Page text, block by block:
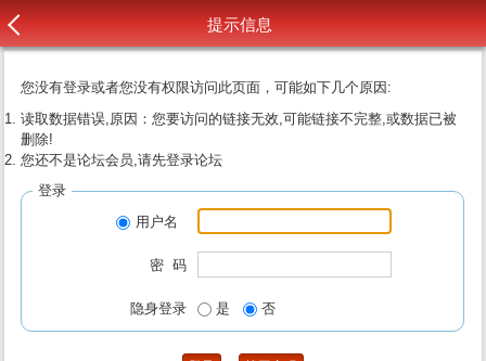
提示信息
您没有登录或者您没有权限访问此页面，可能如下几个原因:
读取数据错误,原因：您要访问的链接无效,可能链接不完整,或数据已被
删除!
您还不是论坛会员,请先登录论坛
登录
用户名
密 码
隐身登录 是 否